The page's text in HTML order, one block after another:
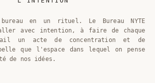
en un rituel. Le Bureau NYTE
avec intention, à faire de chaque
un acte de concentration et de
que l'espace dans lequel on pense
de nos idées.